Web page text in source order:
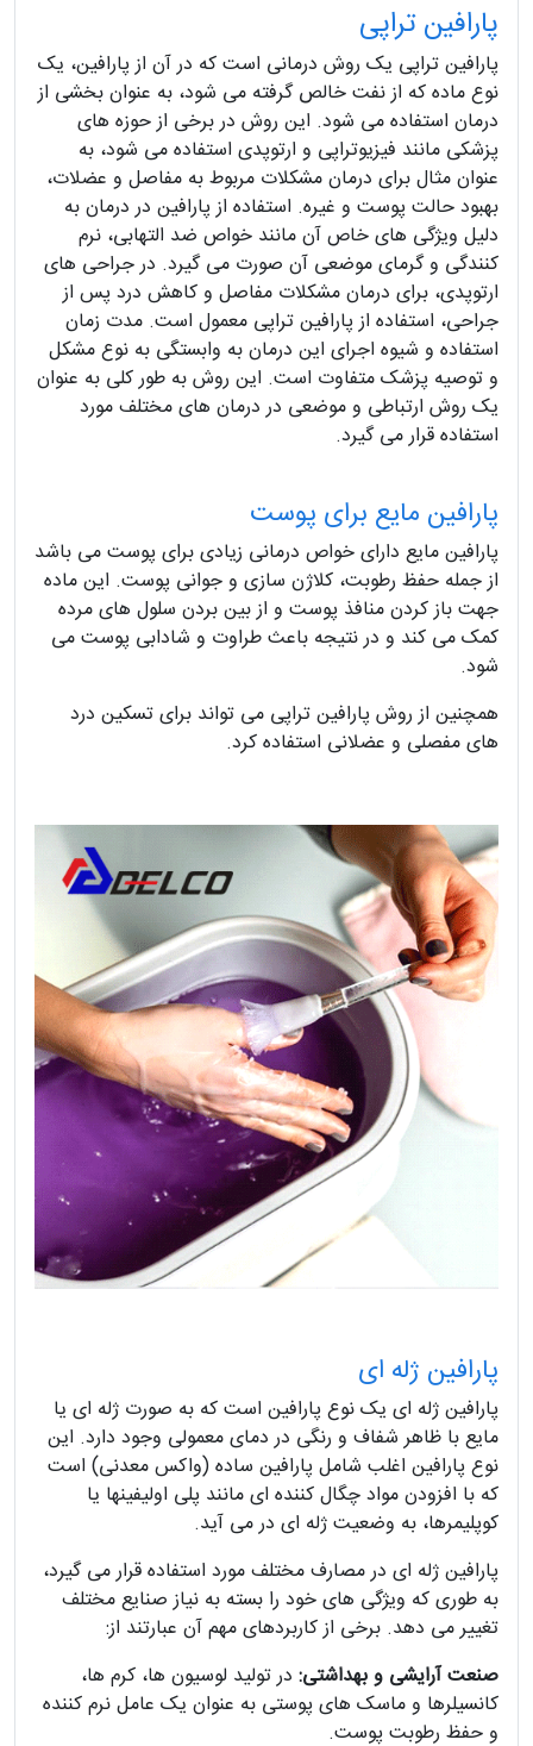
پارافین تراپی
پارافین تراپی یک روش درمانی است که در آن از پارافین، یک
نوع ماده که از نفت خالص گرفته می شود، به عنوان بخشی از
درمان استفاده می شود. این روش در برخی از حوزه های
پزشکی مانند فیزیوتراپی و ارتوپدی استفاده می شود، به
عنوان مثال برای درمان مشکلات مربوط به مفاصل و عضلات،
بهبود حالت پوست و غیره. استفاده از پارافین در درمان به
دلیل ویژگی های خاص آن مانند خواص ضد التهابی، نرم
کنندگی و گرمای موضعی آن صورت می گیرد. در جراحی های
ارتوپدی، برای درمان مشکلات مفاصل و کاهش درد پس از
جراحی، استفاده از پارافین تراپی معمول است. مدت زمان
استفاده و شیوه اجرای این درمان به وابستگی به نوع مشکل
و توصیه پزشک متفاوت است. این روش به طور کلی به عنوان
یک روش ارتباطی و موضعی در درمان های مختلف مورد
استفاده قرار می گیرد.
پارافین مایع برای پوست
پارافین مایع دارای خواص درمانی زیادی برای پوست می باشد
از جمله حفظ رطوبت، کلاژن سازی و جوانی پوست. این ماده
جهت باز کردن منافذ پوست و از بین بردن سلول های مرده
کمک می کند و در نتیجه باعث طراوت و شادابی پوست می
شود.
همچنین از روش پارافین تراپی می تواند برای تسکین درد
های مفصلی و عضلانی استفاده کرد.
پارافین ژله ای
پارافین ژله ای یک نوع پارافین است که به صورت ژله ای یا
مایع با ظاهر شفاف و رنگی در دمای معمولی وجود دارد. این
نوع پارافین اغلب شامل پارافین ساده (واکس معدنی) است
که با افزودن مواد چگال کننده ای مانند پلی اولیفینها یا
کوپلیمرها، به وضعیت ژله ای در می آید.
پارافین ژله ای در مصارف مختلف مورد استفاده قرار می گیرد،
به طوری که ویژگی های خود را بسته به نیاز صنایع مختلف
تغییر می دهد. برخی از کاربردهای مهم آن عبارتند از:
صنعت آرایشی و بهداشتی: در تولید لوسیون ها، کرم ها،
کانسیلرها و ماسک های پوستی به عنوان یک عامل نرم کننده
و حفظ رطوبت پوست.